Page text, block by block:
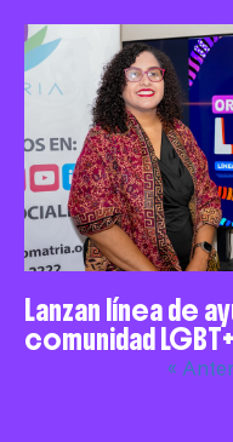
Lanzan línea de
comunidad LGBT+
«